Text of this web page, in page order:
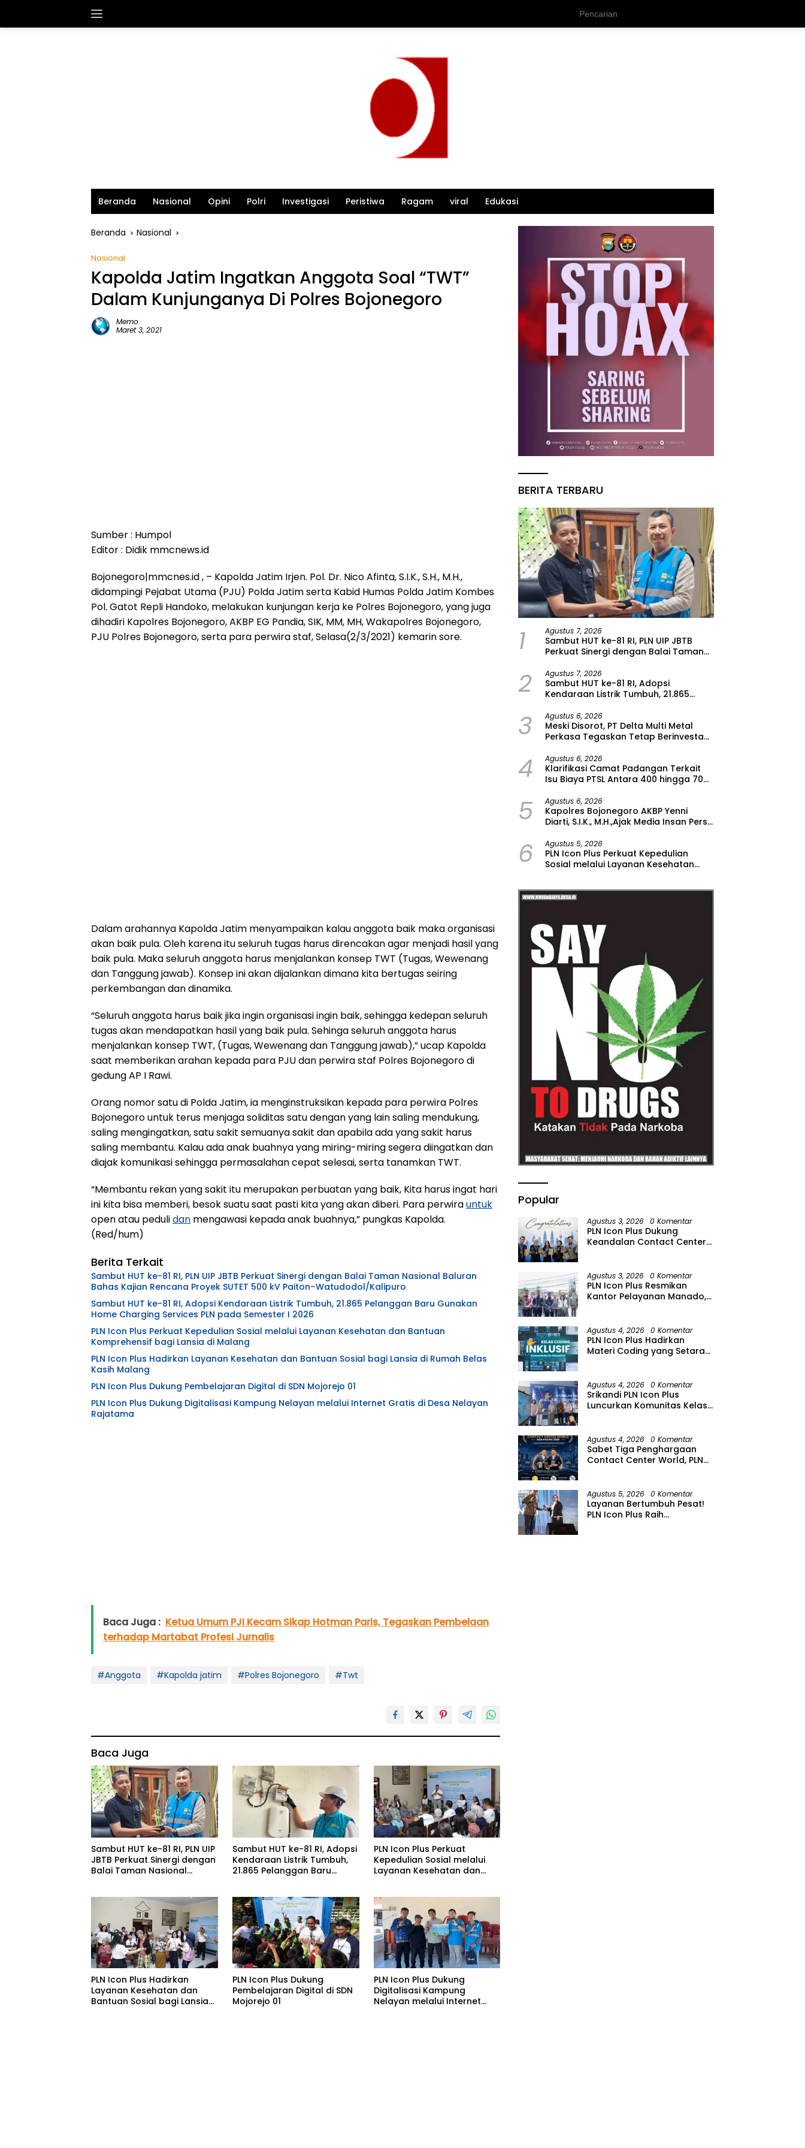
Beranda Nasional Opini Polri Investigasi Peristiwa Ragam viral Edukasi
Beranda Nasional
Nasional
Kapolda Jatim Ingatkan Anggota Soal “TWT”
Dalam Kunjunganya Di Polres Bojonegoro
Memo
Maret 3, 2021
Sumber : Humpol
Editor : Didik mmcnews.id
Bojonegoro|mmcnes.id , – Kapolda Jatim Irjen. Pol. Dr. Nico Afinta, S.I.K., S.H., M.H.,
didampingi Pejabat Utama (PJU) Polda Jatim serta Kabid Humas Polda Jatim Kombes
Pol. Gatot Repli Handoko, melakukan kunjungan kerja ke Polres Bojonegoro, yang juga
dihadiri Kapolres Bojonegoro, AKBP EG Pandia, SIK, MM, MH, Wakapolres Bojonegoro,
PJU Polres Bojonegoro, serta para perwira staf, Selasa(2/3/2021) kemarin sore.
Dalam arahannya Kapolda Jatim menyampaikan kalau anggota baik maka organisasi
akan baik pula. Oleh karena itu seluruh tugas harus direncakan agar menjadi hasil yang
baik pula. Maka seluruh anggota harus menjalankan konsep TWT (Tugas, Wewenang
dan Tanggung jawab). Konsep ini akan dijalankan dimana kita bertugas seiring
perkembangan dan dinamika.
“Seluruh anggota harus baik jika ingin organisasi ingin baik, sehingga kedepan seluruh
tugas akan mendapatkan hasil yang baik pula. Sehinga seluruh anggota harus
menjalankan konsep TWT, (Tugas, Wewenang dan Tanggung jawab),” ucap Kapolda
saat memberikan arahan kepada para PJU dan perwira staf Polres Bojonegoro di
gedung AP I Rawi.
Orang nomor satu di Polda Jatim, ia menginstruksikan kepada para perwira Polres
Bojonegoro untuk terus menjaga soliditas satu dengan yang lain saling mendukung,
saling mengingatkan, satu sakit semuanya sakit dan apabila ada yang sakit harus
saling membantu. Kalau ada anak buahnya yang miring-miring segera diingatkan dan
diajak komunikasi sehingga permasalahan cepat selesai, serta tanamkan TWT.
“Membantu rekan yang sakit itu merupakan perbuatan yang baik, Kita harus ingat hari
ini kita bisa memberi, besok suatu saat pasti kita yang akan diberi. Para perwirauntuk
open atau pedulidan mengawasi kepada anak buahnya,” pungkas Kapolda.
(Red/hum)
Berita Terkait
Sambut HUT ke-81 RI, PLN UIP JBTB Perkuat Sinergi dengan Balai Taman Nasional Baluran
Bahas Kajian Rencana Proyek SUTET 500 kV Paiton–Watudodol/Kalipuro
Sambut HUT ke-81 RI, Adopsi Kendaraan Listrik Tumbuh, 21.865 Pelanggan Baru Gunakan
Home Charging Services PLN pada Semester I 2026
PLN Icon Plus Perkuat Kepedulian Sosial melalui Layanan Kesehatan dan Bantuan
Komprehensif bagi Lansia di Malang
PLN Icon Plus Hadirkan Layanan Kesehatan dan Bantuan Sosial bagi Lansia di Rumah Belas
Kasih Malang
PLN Icon Plus Dukung Pembelajaran Digital di SDN Mojorejo 01
PLN Icon Plus Dukung Digitalisasi Kampung Nelayan melalui Internet Gratis di Desa Nelayan
Rajatama
Baca Juga : Ketua Umum PJI Kecam Sikap Hotman Paris, Tegaskan Pembelaan
terhadap Martabat Profesi Jurnalis
#Anggota #Kapolda jatim #Polres Bojonegoro #Twt
Baca Juga
Sambut HUT ke-81 RI, PLN UIP
JBTB Perkuat Sinergi dengan
Balai Taman Nasional
kV Paiton–
Watudodol/Kalipuro
Sambut HUT ke-81 RI, Adopsi
Kendaraan Listrik Tumbuh,
21.865 Pelanggan Baru
I 2026
PLN Icon Plus Perkuat
Kepedulian Sosial melalui
Layanan Kesehatan dan
PLN Icon Plus Hadirkan
Layanan Kesehatan dan
Bantuan Sosial bagi Lansia
PLN Icon Plus Dukung
Pembelajaran Digital di SDN
Mojorejo 01
PLN Icon Plus Dukung
Digitalisasi Kampung
Nelayan melalui Internet
BERITA TERBARU
1 Agustus 7, 2026
Sambut HUT ke-81 RI, PLN UIP JBTB
Perkuat Sinergi dengan Balai Taman
Rencana Proyek SUTET 500 kV Paiton–
Watudodol/Kalipuro
2 Agustus 7, 2026
Sambut HUT ke-81 RI, Adopsi
Kendaraan Listrik Tumbuh, 21.865
Charging Services PLN pada Semester
I 2026
3 Agustus 6, 2026
Meski Disorot, PT Delta Multi Metal
Perkasa Tegaskan Tetap Berinvestasi
4 Agustus 6, 2026
Klarifikasi Camat Padangan Terkait
Isu Biaya PTSL Antara 400 hingga 700
5 Agustus 6, 2026
Kapolres Bojonegoro AKBP Yenni
Diarti, S.I.K., M.H.,Ajak Media Insan Pers
6 Agustus 5, 2026
PLN Icon Plus Perkuat Kepedulian
Sosial melalui Layanan Kesehatan
Popular
Agustus 3, 2026 0 Komentar
PLN Icon Plus Dukung
Keandalan Contact Center
Agustus 3, 2026 0 Komentar
PLN Icon Plus Resmikan
Kantor Pelayanan Manado,
Agustus 4, 2026 0 Komentar
PLN Icon Plus Hadirkan
Materi Coding yang Setara
Agustus 4, 2026 0 Komentar
Srikandi PLN Icon Plus
Luncurkan Komunitas Kelas
Agustus 4, 2026 0 Komentar
Sabet Tiga Penghargaan
Contact Center World, PLN
Center ICONNET
Agustus 5, 2026 0 Komentar
Layanan Bertumbuh Pesat!
PLN Icon Plus Raih